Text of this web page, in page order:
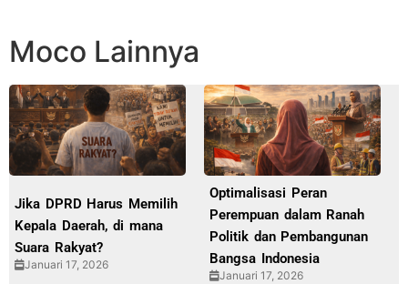
Moco Lainnya
Jika DPRD Harus Memilih
Kepala Daerah, di mana
Suara Rakyat?
Januari 17, 2026
Optimalisasi Peran
Perempuan dalam Ranah
Politik dan Pembangunan
Bangsa Indonesia
Januari 17, 2026